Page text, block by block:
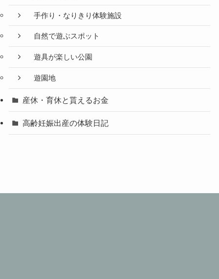
手作り・なりきり体験施設
自然で遊ぶスポット
遊具が楽しい公園
遊園地
産休・育休と貰えるお金
高齢妊娠出産の体験日記